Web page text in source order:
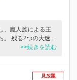
、魔人族による王
。 残る2つの大迷…
>>続きを読む
見放題